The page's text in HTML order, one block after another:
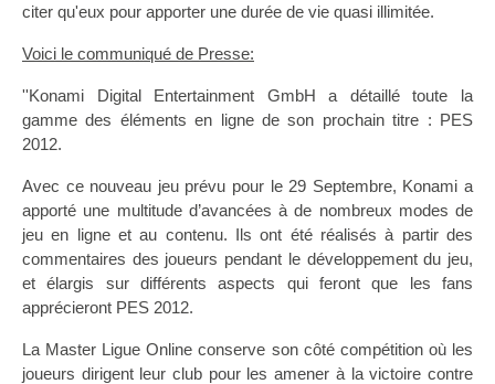
citer qu'eux pour apporter une durée de vie quasi illimitée.
Voici le communiqué de Presse:
''Konami Digital Entertainment GmbH a détaillé toute la
gamme des éléments en ligne de son prochain titre : PES
2012.
Avec ce nouveau jeu prévu pour le 29 Septembre, Konami a
apporté une multitude d’avancées à de nombreux modes de
jeu en ligne et au contenu. Ils ont été réalisés à partir des
commentaires des joueurs pendant le développement du jeu,
et élargis sur différents aspects qui feront que les fans
apprécieront PES 2012.
La Master Ligue Online conserve son côté compétition où les
joueurs dirigent leur club pour les amener à la victoire contre